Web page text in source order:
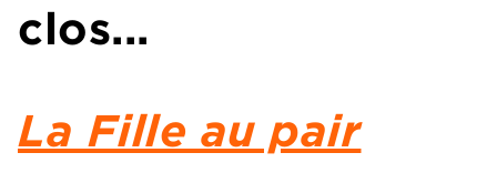
clos...
La Fille au pair